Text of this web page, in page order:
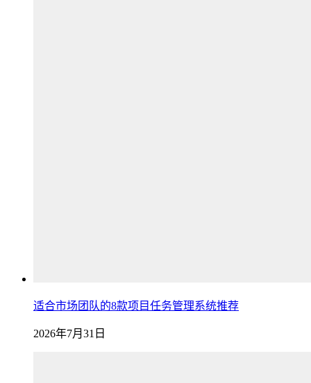
适合市场团队的8款项目任务管理系统推荐
2026年7月31日